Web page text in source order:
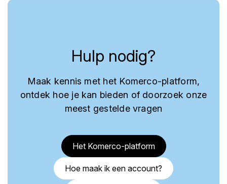
Hulp nodig?
Maak kennis met het Komerco-platform,
ontdek hoe je kan bieden of doorzoek onze
meest gestelde vragen
Het Komerco-platform
Hoe maak ik een account?